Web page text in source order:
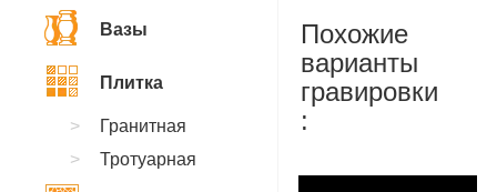
Похожие
варианты
гравировки
:
Вазы
Плитка
Гранитная
Тротуарная